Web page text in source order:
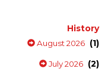
History
August 2026 (1)
July 2026 (2)